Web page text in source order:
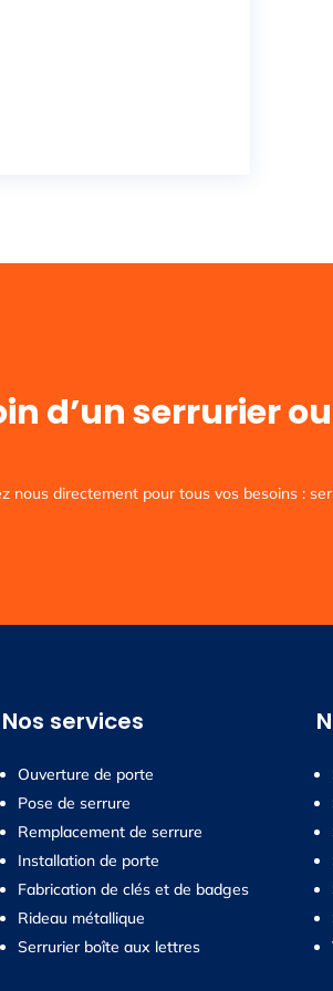
d’un serrurier
nous directement pour tous vos besoins :
Nos services
Ouverture de porte
Pose de serrure
Remplacement de serrure
Installation de porte
Fabrication de clés et de badges
Rideau métallique
Serrurier boîte aux lettres